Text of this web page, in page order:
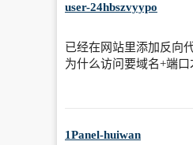
user-24hbszvyypo
已经在网站里添加反向
为什么访问要域名+端
1Panel-huiwan